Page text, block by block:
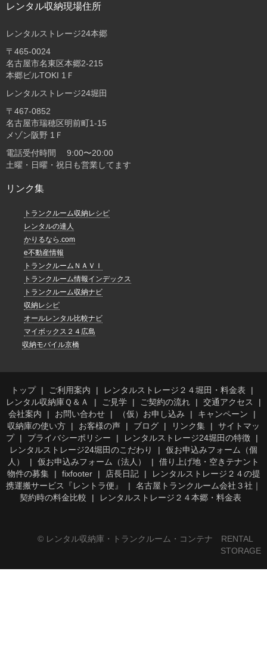
レンタル収納現場住所
レンタルストレージ24本郷
〒465-0024
名古屋市名東区本郷2-215
本郷ビルTOKI 1Ｆ
レンタルストレージ24堀田
〒467-0852
名古屋市瑞穂区明前町1-15
メゾン阪野 1Ｆ
電話受付時間 9:00〜20:00
土曜・日曜・祝日も営業してます
リンク集
トランクルーム収納レシピ
レンタルの達人
かりるなら.com
e不動産情報
トランクルームＮＡＶＩ
トランクルーム情報インデックス
トランクルーム収納ナビ
収納レシピ
オールレンタル比較ナビ
マイボックス２４広島
収納モバイル京橋
トップ ご利用案内
レンタルストレージ２４堀田・料金表
レンタル収納庫Ｑ＆Ａ
ご見学 ご契約の流れ
交通アクセス
会社案内
お問い合わせ （仮）お申し込み
キャンペーン
収納庫の使い方
お客様の声 ブログ リンク集
サイトマッ
プ
プライバシーポリシー
レンタルストレージ24堀田の特徴
レンタルストレージ24堀田のこだわり
仮お申込みフォーム（個
人）
仮お申込みフォーム（法人）
借り上げ地・空きテナント
物件の募集
fixfooter 店長日記
レンタルストレージ２４の提
携運搬サービス『レントラ便』
名古屋トランクルーム会社３社｜
契約時の料金比較
レンタルストレージ２４本郷・料金表
© レンタル収納庫・トランクルーム・コンテナ RENTAL
STORAGE